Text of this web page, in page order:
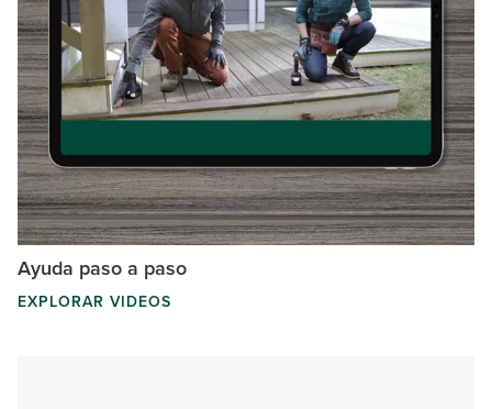
Ayuda paso a paso
EXPLORAR VIDEOS